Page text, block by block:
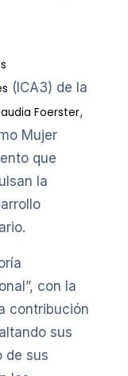
(ICA3) de la
Foerster,
Mujer
que
la
con la
contribución
sus
de sus